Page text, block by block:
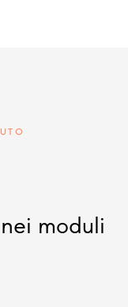
moduli